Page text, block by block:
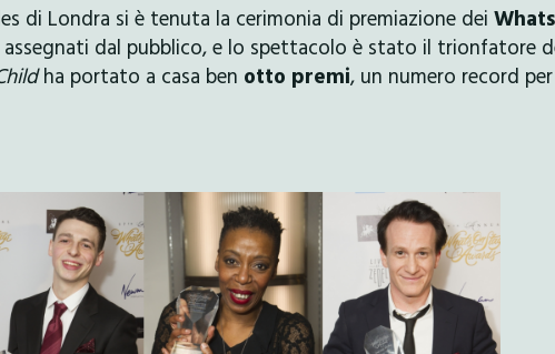
di Londra si è tenuta la cerimonia di premiazione dei
dal pubblico, e lo spettacolo è stato il trionfatore
ha portato a casa ben otto premi, un numero record